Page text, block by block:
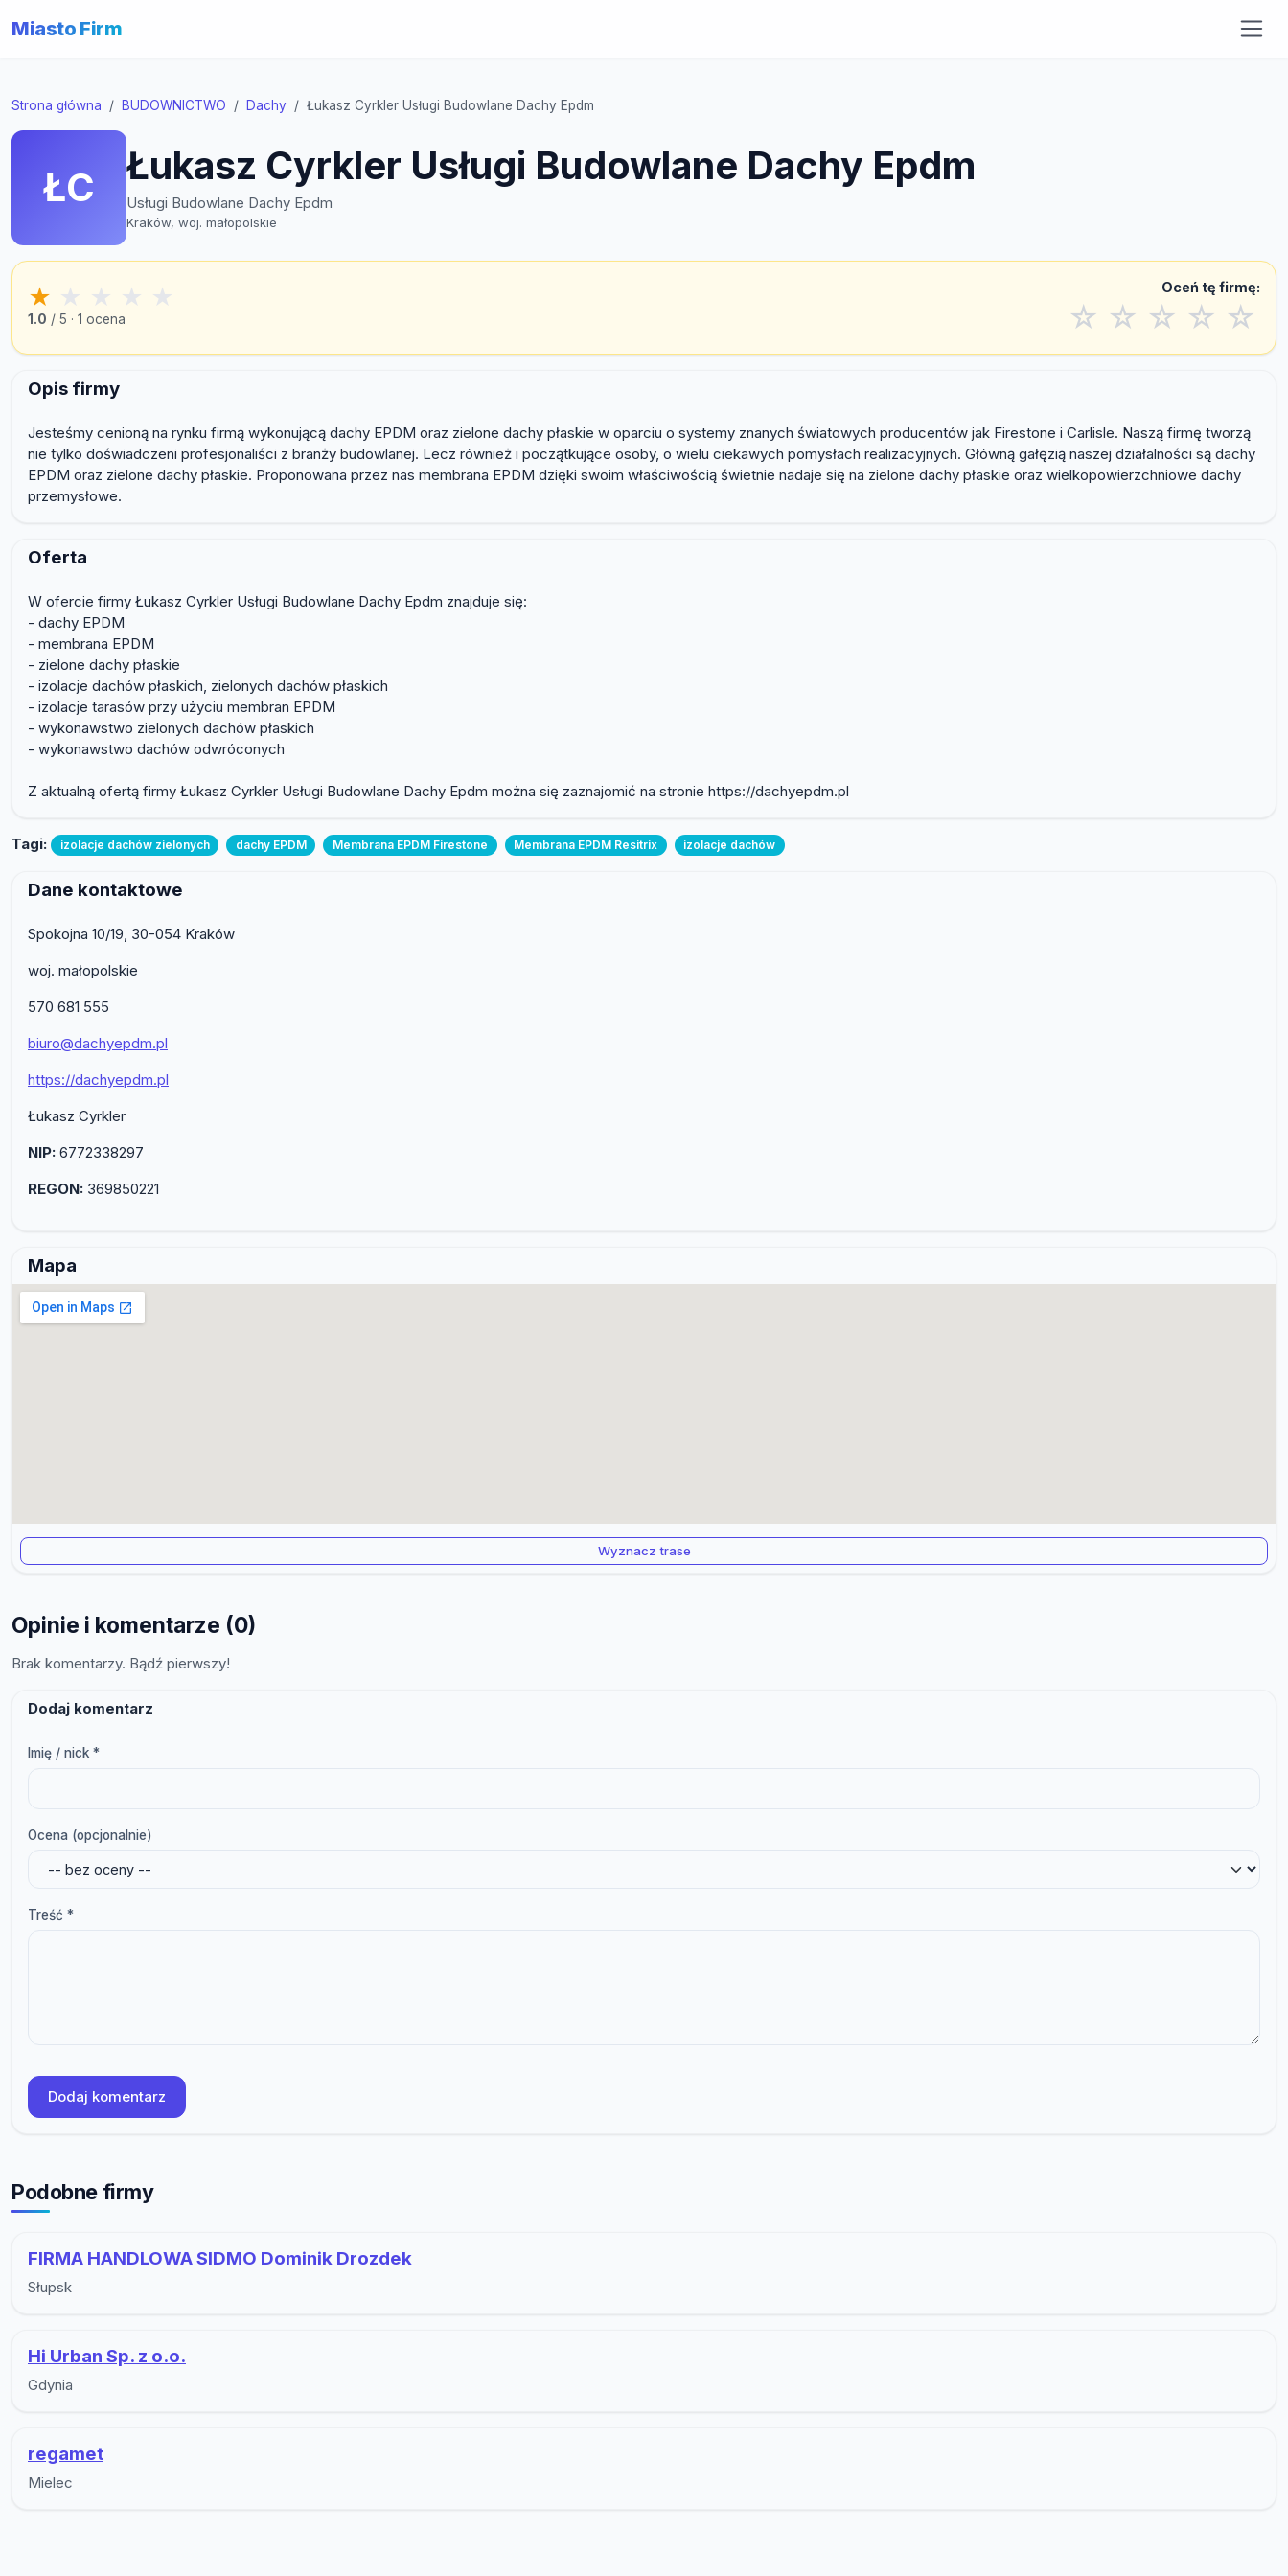
Miasto Firm
Strona główna BUDOWNICTWO Dachy Łukasz Cyrkler Usługi Budowlane Dachy Epdm
ŁC Łukasz Cyrkler Usługi Budowlane Dachy Epdm
Usługi Budowlane Dachy Epdm
Kraków, woj. małopolskie
★ ★ ★ ★ ★
1.0 / 5 · 1 ocena
Oceń tę firmę:
☆ ☆ ☆ ☆ ☆
Opis firmy
Jesteśmy cenioną na rynku firmą wykonującą dachy EPDM oraz zielone dachy płaskie w oparciu o systemy znanych światowych producentów jak Firestone i Carlisle. Naszą firmę tworzą
nie tylko doświadczeni profesjonaliści z branży budowlanej. Lecz również i początkujące osoby, o wielu ciekawych pomysłach realizacyjnych. Główną gałęzią naszej działalności są dachy
EPDM oraz zielone dachy płaskie. Proponowana przez nas membrana EPDM dzięki swoim właściwością świetnie nadaje się na zielone dachy płaskie oraz wielkopowierzchniowe dachy
przemysłowe.
Oferta
W ofercie firmy Łukasz Cyrkler Usługi Budowlane Dachy Epdm znajduje się:
- dachy EPDM
- membrana EPDM
- zielone dachy płaskie
- izolacje dachów płaskich, zielonych dachów płaskich
- izolacje tarasów przy użyciu membran EPDM
- wykonawstwo zielonych dachów płaskich
- wykonawstwo dachów odwróconych
Z aktualną ofertą firmy Łukasz Cyrkler Usługi Budowlane Dachy Epdm można się zaznajomić na stronie https://dachyepdm.pl
Tagi: izolacje dachów zielonych dachy EPDM Membrana EPDM Firestone Membrana EPDM Resitrix izolacje dachów
Dane kontaktowe
Spokojna 10/19, 30-054 Kraków
woj. małopolskie
570 681 555
biuro@dachyepdm.pl
https://dachyepdm.pl
Łukasz Cyrkler
NIP: 6772338297
REGON: 369850221
Mapa
Wyznacz trase
Opinie i komentarze (0)
Brak komentarzy. Bądź pierwszy!
Dodaj komentarz
Imię / nick *
Ocena (opcjonalnie)
Treść *
Dodaj komentarz
Podobne firmy
FIRMA HANDLOWA SIDMO Dominik Drozdek
Słupsk
Hi Urban Sp. z o.o.
Gdynia
regamet
Mielec